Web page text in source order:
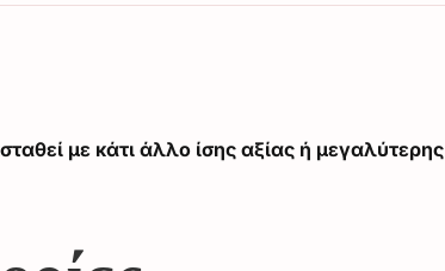
με κάτι άλλο ίσης αξίας ή μεγαλύτερης